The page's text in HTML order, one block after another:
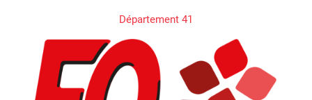
Département 41